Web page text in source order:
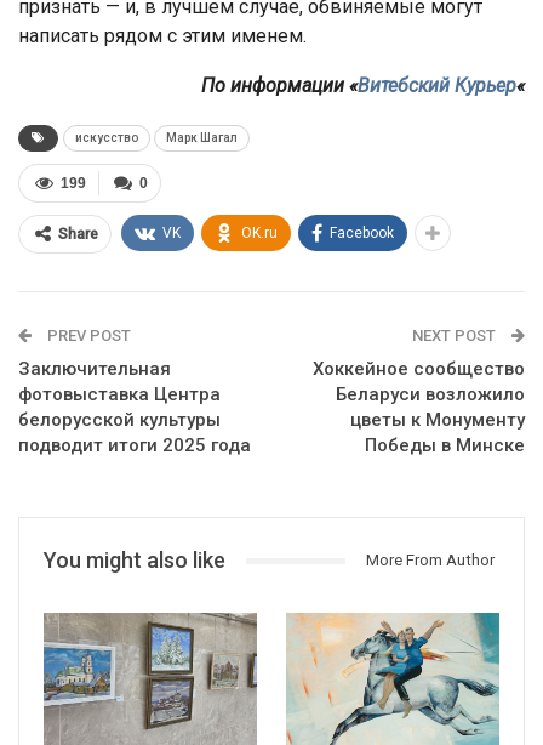
признать — и, в лучшем случае, обвиняемые могут
написать рядом с этим именем.
По информации «Витебский Курьер«
искусство Марк Шагал
0
199
Share VK OK.ru Facebook
PREV POST
Заключительная
фотовыставка Центра
белорусской культуры
подводит итоги 2025 года
NEXT POST
Хоккейное сообщество
Беларуси возложило
цветы к Монументу
Победы в Минске
You might also like More From Author